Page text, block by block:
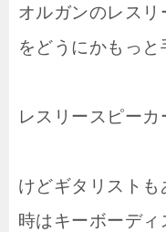
オルガンのレス
をどうにかもっと
レスリースピーカ
けどギタリスト
時はキーボーデ